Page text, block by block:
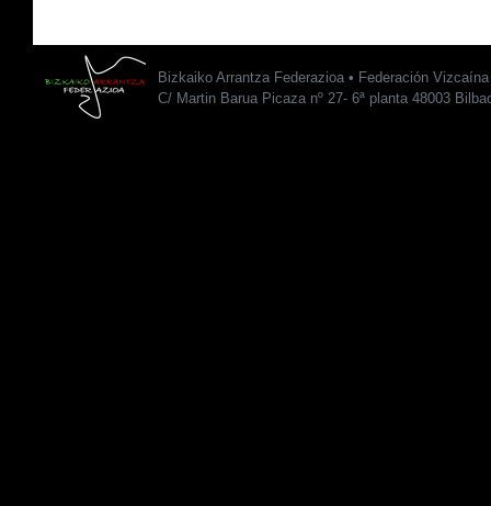
Bizkaiko Arrantza Federazioa • Federación
C/ Martin Barua Picaza nº 27- 6ª planta 48003